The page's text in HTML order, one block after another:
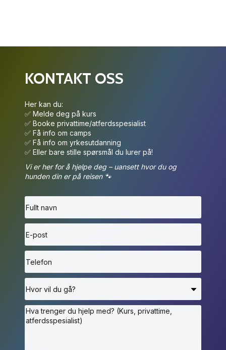
KONTAKT OSS
Her kan du:
✅ Melde deg på kurs
✅ Booke privattime/atferdsspesialist
✅ Få info om camps
✅ Få info om yrkesutdanning
✅ Eller bare stille spørsmål du lurer på!
Vi er her for å hjelpe deg – uansett hvor du og
hunden din er på reisen 🐾